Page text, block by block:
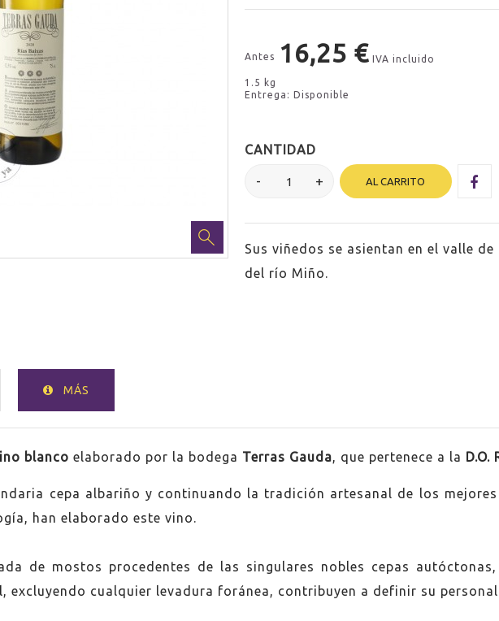
Antes 16,25 € IVA incluido
1.5 kg
Entrega: Disponible
CANTIDAD
AL CARRITO
Sus viñedos se asientan en el valle
del río Miño.
MÁS
75cl
España
blanco elaborado por la bodega Terras Gauda, que pertenece a la D.O.
cepa albariño y continuando la tradición artesanal de los
han elaborado este vino.
de mostos procedentes de las singulares nobles cepas
excluyendo cualquier levadura foránea, contribuyen a definir su